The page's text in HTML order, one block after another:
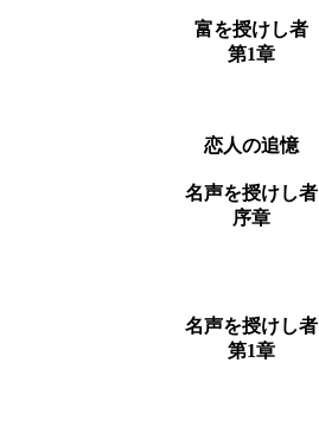
富を授けし者
第1章
恋人の追憶
名声を授けし者
序章
名声を授けし者
第1章